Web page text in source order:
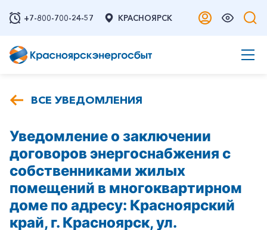
+7-800-700-24-57 КРАСНОЯРСК
ВСЕ УВЕДОМЛЕНИЯ
Уведомление о заключении
договоров энергоснабжения с
собственниками жилых
помещений в многоквартирном
доме по адресу: Красноярский
край, г. Красноярск, ул.